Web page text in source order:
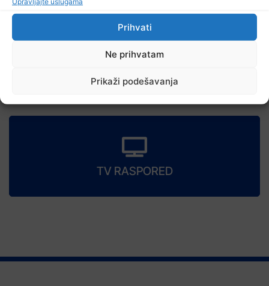
Prihvati
Ne prihvatam
Prikaži podešavanja
TV RASPORED